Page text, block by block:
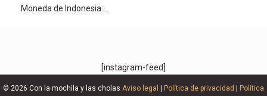
Moneda de Indonesia:…
[instagram-feed]
© 2026 Con la mochila y las cholas Aviso legal Política de privacidad Política